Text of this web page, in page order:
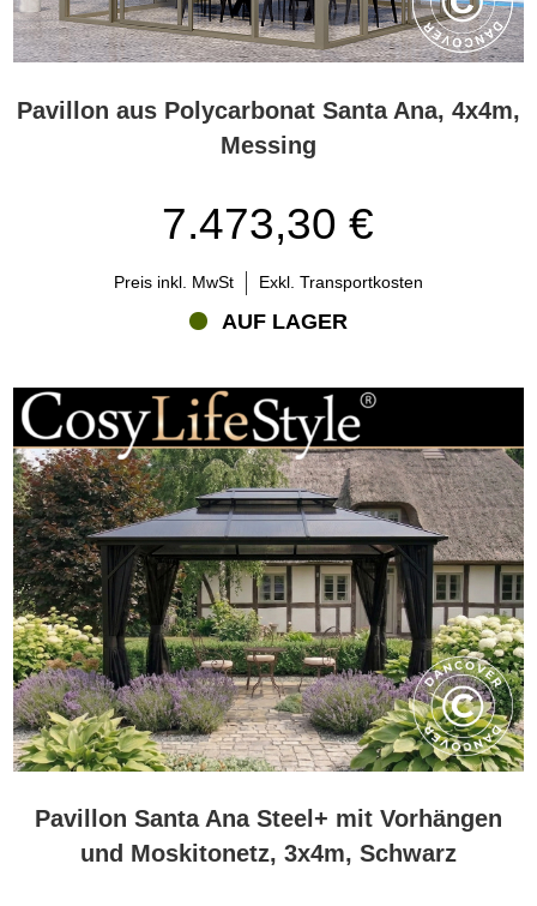
Pavillon aus Polycarbonat Santa Ana, 4x4m,
Messing
7.473,30 €
Preis inkl. MwSt Exkl. Transportkosten
AUF LAGER
Pavillon Santa Ana Steel+ mit Vorhängen
und Moskitonetz, 3x4m, Schwarz